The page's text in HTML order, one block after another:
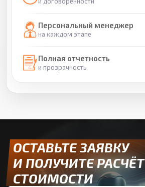
Персональный менеджер
на каждом этапе
Полная отчетность
и прозрачность
ОСТАВЬТЕ ЗАЯВКУ
И ПОЛУЧИТЕ РАСЧЁТ
СТОИМОСТИ